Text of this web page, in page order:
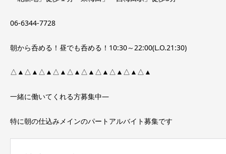
06-6344-7728
朝から呑める！昼でも呑める！10:30～22:00(L.O.21:30)
△▲△▲△▲△▲△▲△▲△▲△▲△▲△▲
一緒に働いてくれる方募集中―
特に朝の仕込みメインのパートアルバイト募集です